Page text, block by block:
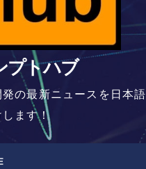
プトハブ
の最新ニュースを日本語
ます！